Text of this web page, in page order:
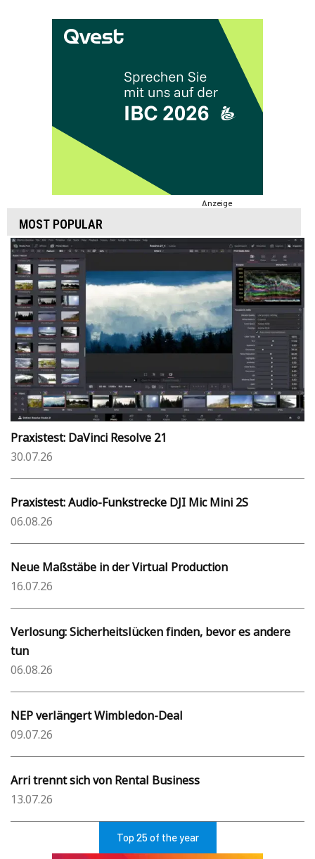
Anzeige
MOST POPULAR
Praxistest: DaVinci Resolve 21
30.07.26
Praxistest: Audio-Funkstrecke DJI Mic Mini 2S
06.08.26
Neue Maßstäbe in der Virtual Production
16.07.26
Verlosung: Sicherheitslücken finden, bevor es andere
tun
06.08.26
NEP verlängert Wimbledon-Deal
09.07.26
Arri trennt sich von Rental Business
13.07.26
Top 25 of the year